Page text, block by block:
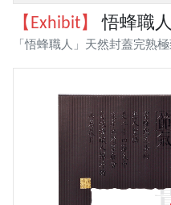
【Exhibit】 悟蜂職
「悟蜂職人」天然封蓋完熟極